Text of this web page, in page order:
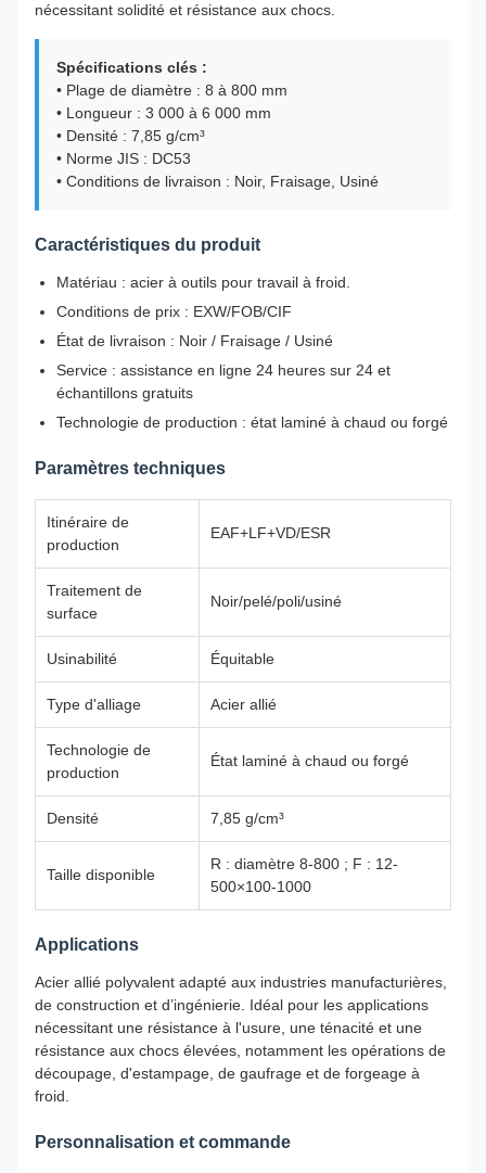
nécessitant solidité et résistance aux chocs.
Spécifications clés :
• Plage de diamètre : 8 à 800 mm
• Longueur : 3 000 à 6 000 mm
• Densité : 7,85 g/cm³
• Norme JIS : DC53
• Conditions de livraison : Noir, Fraisage, Usiné
Caractéristiques du produit
Matériau : acier à outils pour travail à froid.
Conditions de prix : EXW/FOB/CIF
État de livraison : Noir / Fraisage / Usiné
Service : assistance en ligne 24 heures sur 24 et
échantillons gratuits
Technologie de production : état laminé à chaud ou forgé
Paramètres techniques
Itinéraire de
production
EAF+LF+VD/ESR
Traitement de
surface
Noir/pelé/poli/usiné
Usinabilité Équitable
Type d'alliage Acier allié
Technologie de
production
État laminé à chaud ou forgé
Densité 7,85 g/cm³
Taille disponible
R : diamètre 8-800 ; F : 12-
500×100-1000
Applications
Acier allié polyvalent adapté aux industries manufacturières,
de construction et d’ingénierie. Idéal pour les applications
nécessitant une résistance à l'usure, une ténacité et une
résistance aux chocs élevées, notamment les opérations de
découpage, d'estampage, de gaufrage et de forgeage à
froid.
Personnalisation et commande